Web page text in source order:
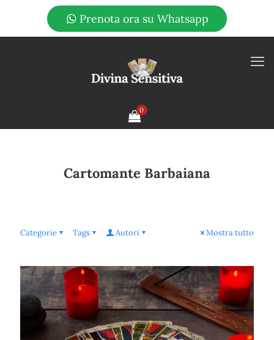
Prenota ora su Whatsapp
0
Cartomante Barbaiana
Categorie Tags Autori Mostra tutto